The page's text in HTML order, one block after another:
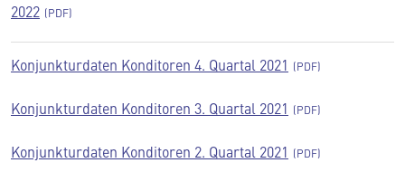
2022
Konjunkturdaten Konditoren 4. Quartal 2021
Konjunkturdaten Konditoren 3. Quartal 2021
Konjunkturdaten Konditoren 2. Quartal 2021